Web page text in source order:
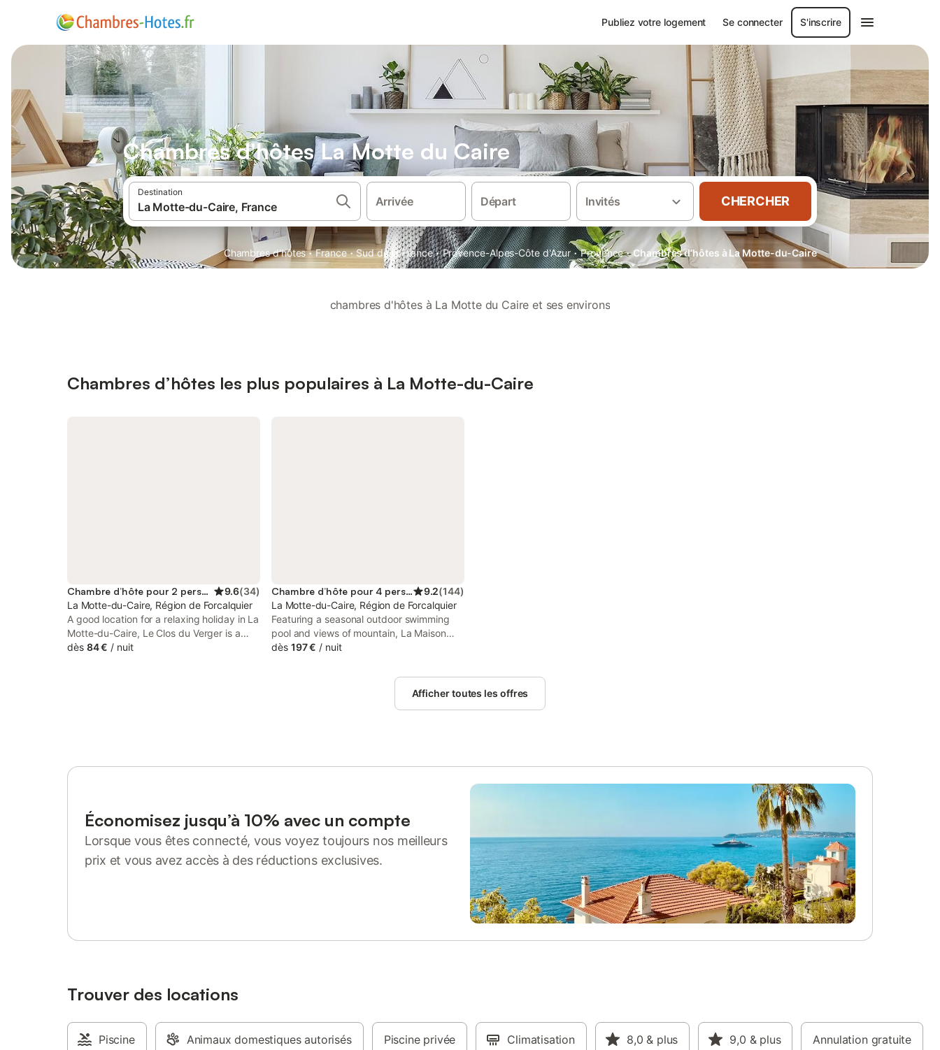
Publiez votre logement Se connecter S'inscrire
Chambres d'hôtes La Motte du Caire
Destination
Arrivée Départ Invités CHERCHER
Chambres d'hôtes · France · Sud de la France · Provence-Alpes-Côte d'Azur · Provence · Chambres d’hôtes à La Motte-du-Caire
chambres d'hôtes à La Motte du Caire et ses environs
Chambres d’hôtes les plus populaires à La Motte-du-Caire
Chambre d’hôte pour 2 personnes 9.6(34)
La Motte-du-Caire, Région de Forcalquier
A good location for a relaxing holiday in La
Motte-du-Caire, Le Clos du Verger is a
bed and breakfast surrounded by views
dès 84 € / nuit
Chambre d’hôte pour 4 personnes 9.2(144)
La Motte-du-Caire, Région de Forcalquier
Featuring a seasonal outdoor swimming
pool and views of mountain, La Maison
des Hôtes is a bed and breakfast situated
46 km from Gap-Bayard Golf Couse.
dès 197 € / nuit
Afficher toutes les offres
Économisez jusqu’à 10% avec un compte
Lorsque vous êtes connecté, vous voyez toujours nos meilleurs
prix et vous avez accès à des réductions exclusives.
Trouver des locations
Piscine Animaux domestiques autorisés Piscine privée Climatisation 8,0 & plus 9,0 & plus Annulation gratuite